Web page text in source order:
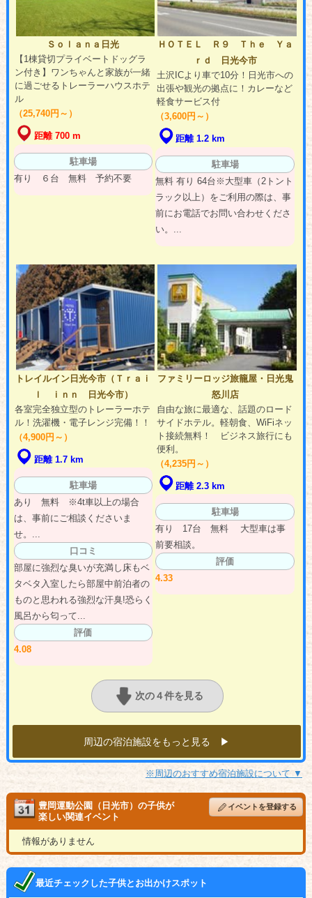
Ｓｏｌａｎａ日光
【1棟貸切プライベートドッグラ
ン付き】ワンちゃんと家族が一緒
に過ごせるトレーラーハウスホテ
ル
（25,740円～）
距離 700 m
駐車場
有り ６台 無料 予約不要
ＨＯＴＥＬ Ｒ９ Ｔｈｅ Ｙａ
ｒｄ 日光今市
土沢ICより車で10分！日光市への
出張や観光の拠点に！カレーなど
軽食サービス付
（3,600円～）
距離 1.2 km
駐車場
無料 有り 64台※大型車（2トント
ラック以上）をご利用の際は、事
前にお電話でお問い合わせくださ
い。...
トレイルイン日光今市（Ｔｒａｉ
ｌ ｉｎｎ 日光今市）
各室完全独立型のトレーラーホテ
ル！洗濯機・電子レンジ完備！！
（4,900円～）
距離 1.7 km
駐車場
あり 無料 ※4t車以上の場合
は、事前にご相談くださいま
せ。...
口コミ
部屋に強烈な臭いが充満し床もベ
タベタ入室したら部屋中前泊者の
ものと思われる強烈な汗臭!恐らく
風呂から匂って...
評価
4.08
ファミリーロッジ旅籠屋・日光鬼
怒川店
自由な旅に最適な、話題のロード
サイドホテル。軽朝食、WiFiネッ
ト接続無料！ ビジネス旅行にも
便利。
（4,235円～）
距離 2.3 km
駐車場
有り 17台 無料 大型車は事
前要相談。
評価
4.33
次の４件を見る
周辺の宿泊施設をもっと見る ▶︎
※周辺のおすすめ宿泊施設について ▼
豊岡運動公園（日光市）の子供が
楽しい関連イベント
イベントを登録する
情報がありません
最近チェックした子供とお出かけスポット